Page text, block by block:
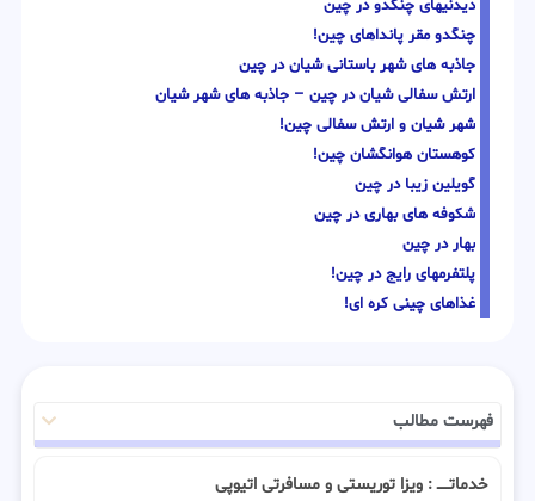
دیدنیهای چنگدو در چین
چنگدو مقر پانداهای چین!
جاذبه های شهر باستانی شیان در چین
ارتش سفالی شیان در چین – جاذبه های شهر شیان
شهر شیان و ارتش سفالی چین!
کوهستان هوانگشان چین!
گویلین زیبا در چین
شکوفه های بهاری در چین
بهار در چین
پلتفرمهای رایج در چین!
غذاهای چینی کره ای!
فهرست مطالب
خدماتـــــ : ویزا توریستی و مسافرتی اتیوپی